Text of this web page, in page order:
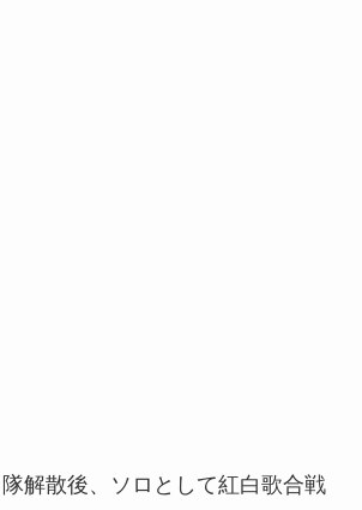
解散後、ソロとして紅白歌合戦